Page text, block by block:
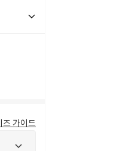
즈 가이드